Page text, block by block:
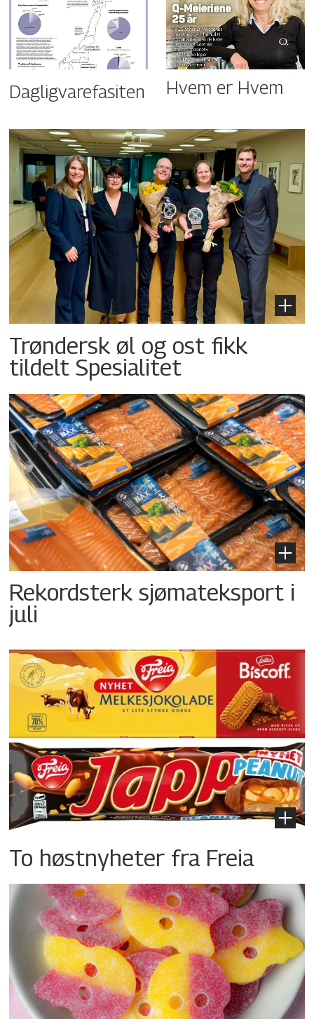
Dagligvarefasiten Hvem er Hvem
Trøndersk øl og ost fikk
tildelt Spesialitet
Rekordsterk sjømateksport i
juli
To høstnyheter fra Freia